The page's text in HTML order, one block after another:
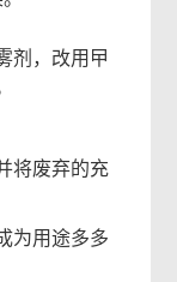
剂，改用曱
将废弃的充
为用途多多